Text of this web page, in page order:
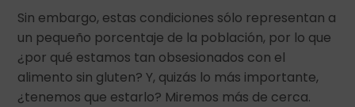
Sin embargo, estas condiciones sólo representan a
un pequeño porcentaje de la población, por lo que
¿por qué estamos tan obsesionados con el
alimento sin gluten? Y, quizás lo más importante,
¿tenemos que estarlo? Miremos más de cerca.